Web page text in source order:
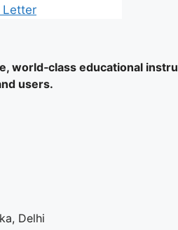
Letter
world‑class educational
users.
Delhi